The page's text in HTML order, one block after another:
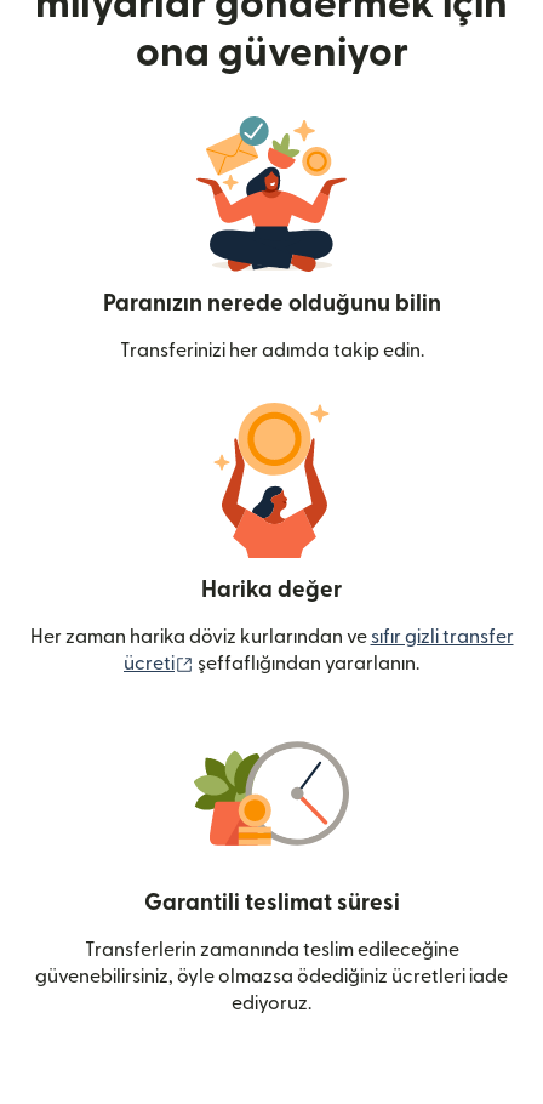
ona güveniyor
Paranızın nerede olduğunu bilin
Transferinizi her adımda takip edin.
Harika değer
Her zaman harika döviz kurlarından ve sıfır gizli transfer
ücreti
(yeni pencerede açılır)
şeffaflığından yararlanın.
Garantili teslimat süresi
Transferlerin zamanında teslim edileceğine
güvenebilirsiniz, öyle olmazsa ödediğiniz ücretleri iade
ediyoruz.